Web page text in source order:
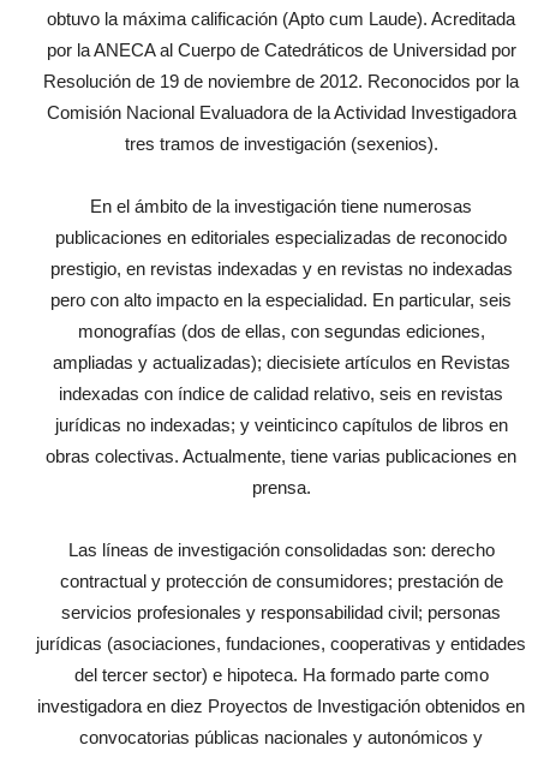
obtuvo la máxima calificación (Apto cum Laude). Acreditada
por la ANECA al Cuerpo de Catedráticos de Universidad por
Resolución de 19 de noviembre de 2012. Reconocidos por la
Comisión Nacional Evaluadora de la Actividad Investigadora
tres tramos de investigación (sexenios).
En el ámbito de la investigación tiene numerosas
publicaciones en editoriales especializadas de reconocido
prestigio, en revistas indexadas y en revistas no indexadas
pero con alto impacto en la especialidad. En particular, seis
monografías (dos de ellas, con segundas ediciones,
ampliadas y actualizadas); diecisiete artículos en Revistas
indexadas con índice de calidad relativo, seis en revistas
jurídicas no indexadas; y veinticinco capítulos de libros en
obras colectivas. Actualmente, tiene varias publicaciones en
prensa.
Las líneas de investigación consolidadas son: derecho
contractual y protección de consumidores; prestación de
servicios profesionales y responsabilidad civil; personas
jurídicas (asociaciones, fundaciones, cooperativas y entidades
del tercer sector) e hipoteca. Ha formado parte como
investigadora en diez Proyectos de Investigación obtenidos en
convocatorias públicas nacionales y autonómicos y